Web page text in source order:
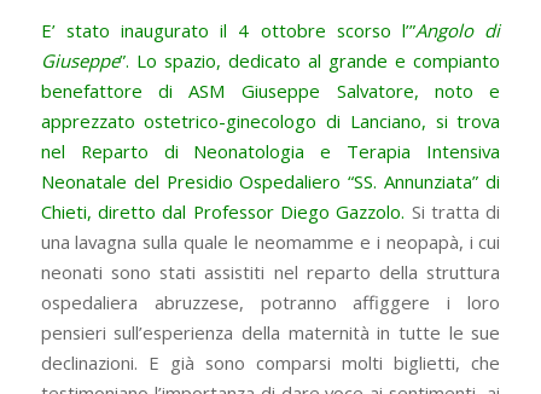
E’ stato inaugurato il 4 ottobre scorso l’”Angolo di
Giuseppe”. Lo spazio, dedicato al grande e compianto
benefattore di ASM Giuseppe Salvatore, noto e
apprezzato ostetrico-ginecologo di Lanciano, si trova
nel Reparto di Neonatologia e Terapia Intensiva
Neonatale del Presidio Ospedaliero “SS. Annunziata” di
Chieti, diretto dal Professor Diego Gazzolo. Si tratta di
una lavagna sulla quale le neomamme e i neopapà, i cui
neonati sono stati assistiti nel reparto della struttura
ospedaliera abruzzese, potranno affiggere i loro
pensieri sull’esperienza della maternità in tutte le sue
declinazioni. E già sono comparsi molti biglietti, che